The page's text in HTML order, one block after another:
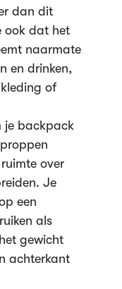
dan dit
ook dat het
naarmate
en drinken,
of
je backpack
over
Je
een
als
gewicht
achterkant